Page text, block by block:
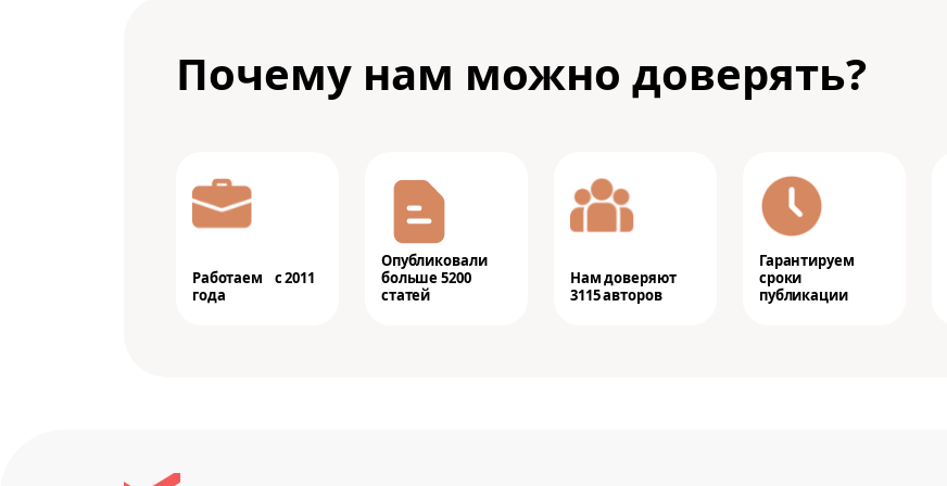
Почему нам можно доверять?
Работаем с 2011
года
Опубликовали
больше 5200
статей
Нам доверяют
3115 авторов
Гарантируем
сроки
публикации